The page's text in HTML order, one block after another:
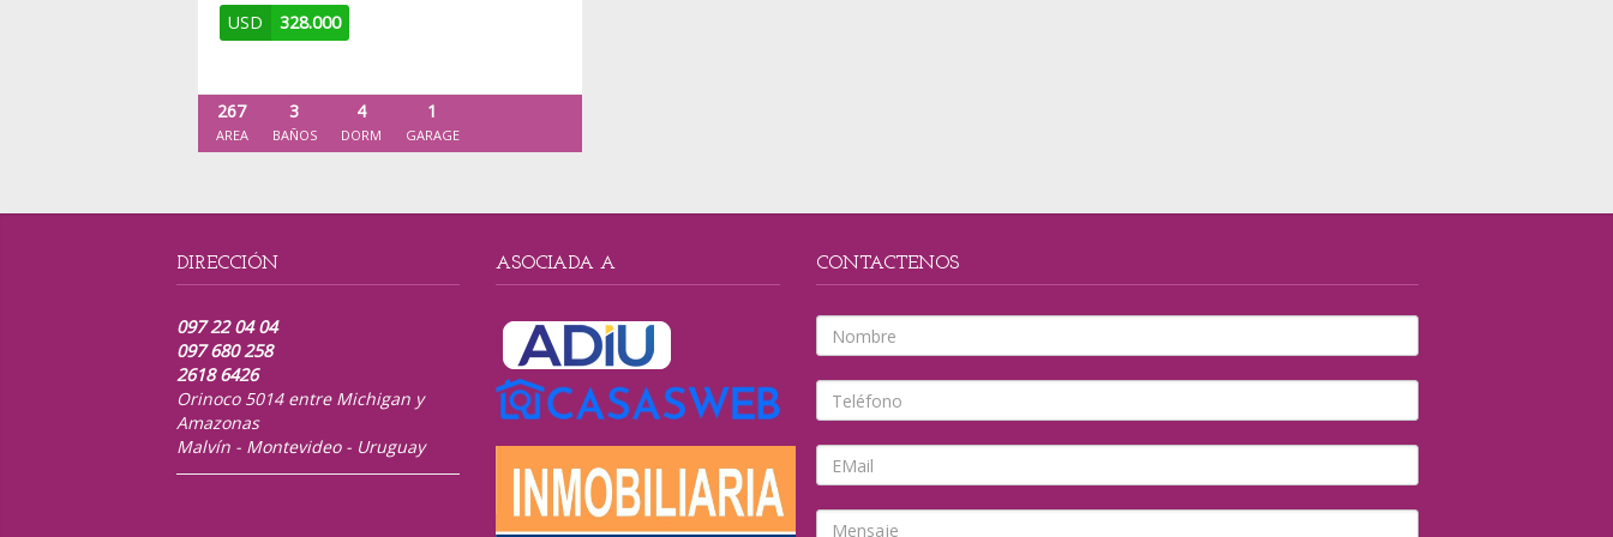
USD 328.000
267
AREA
3
BAÑOS
4
DORM
1
GARAGE
DIRECCIÓN
097 22 04 04
097 680 258
2618 6426
Orinoco 5014 entre Michigan y
Amazonas
Malvín - Montevideo - Uruguay
ASOCIADA A CONTACTENOS